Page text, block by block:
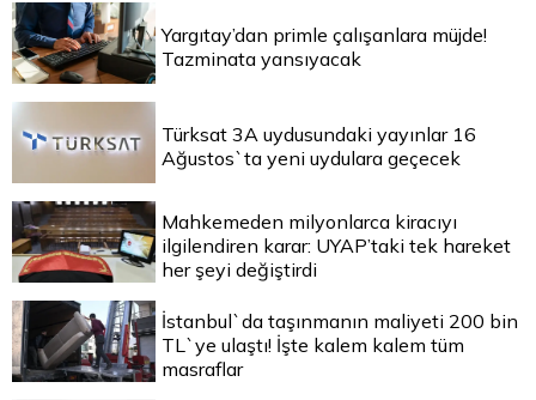
Yargıtay’dan primle çalışanlara müjde!
Tazminata yansıyacak
Türksat 3A uydusundaki yayınlar 16
Ağustos`ta yeni uydulara geçecek
Mahkemeden milyonlarca kiracıyı
ilgilendiren karar: UYAP’taki tek hareket
her şeyi değiştirdi
İstanbul`da taşınmanın maliyeti 200 bin
TL`ye ulaştı! İşte kalem kalem tüm
masraflar